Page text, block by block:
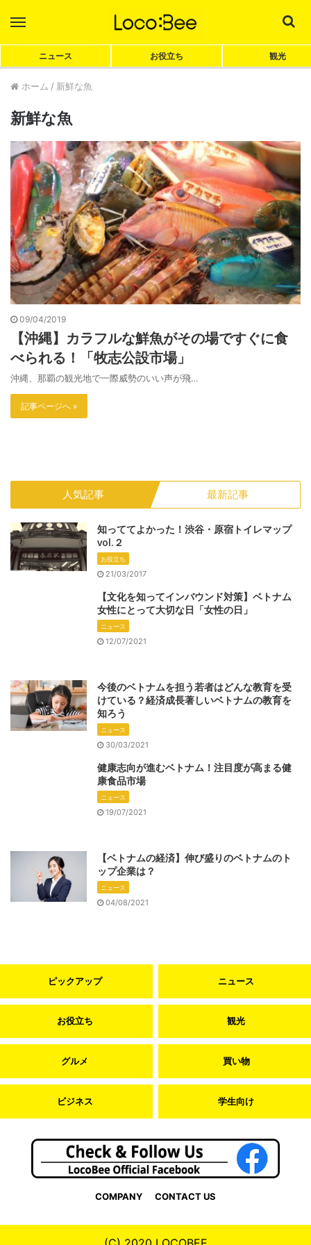
ニュース お役立ち 観光
ホーム / 新鮮な魚
新鮮な魚
09/04/2019
【沖縄】カラフルな鮮魚がその場ですぐに食
べられる！「牧志公設市場」
沖縄、那覇の観光地で一際威勢のいい声が飛…
記事ページへ »
人気記事 最新記事
知っててよかった！渋谷・原宿トイレマップ
vol.２
お役立ち
21/03/2017
【文化を知ってインバウンド対策】ベトナム
女性にとって大切な日「女性の日」
ニュース
12/07/2021
今後のベトナムを担う若者はどんな教育を受
けている？経済成長著しいベトナムの教育を
知ろう
ニュース
30/03/2021
健康志向が進むベトナム！注目度が高まる健
康食品市場
ニュース
19/07/2021
【ベトナムの経済】伸び盛りのベトナムのト
ップ企業は？
ニュース
04/08/2021
ピックアップ ニュース
お役立ち 観光
グルメ 買い物
ビジネス 学生向け
COMPANY CONTACT US